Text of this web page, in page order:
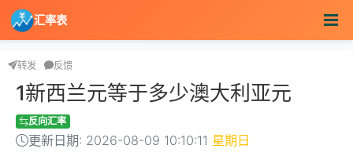
汇率表
转发 反馈
1新西兰元等于多少澳大利亚元
反向汇率
更新日期: 2026-08-09 10:10:11 星期日